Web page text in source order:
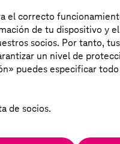
punto son
el correcto
de tu dispositivo y
socios. Por tanto,
un nivel de
puedes especificar
de socios.